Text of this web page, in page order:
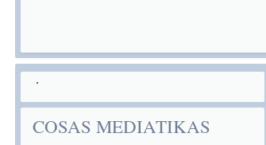
COSAS MEDIATIKAS